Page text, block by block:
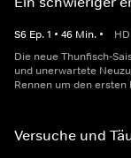
S6 Ep.1 • 46 Min. • HD
Die neue Thunfisch-
und unerwartete
Rennen um den ersten
Versuche und